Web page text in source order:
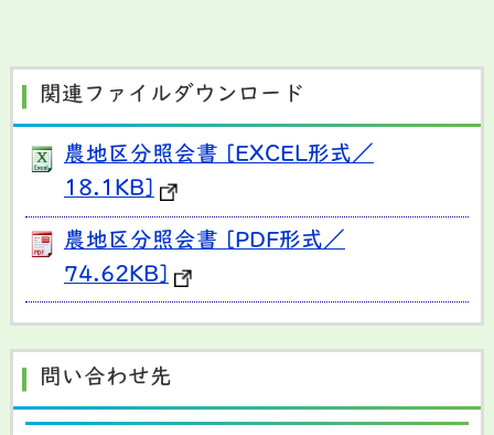
関連ファイルダウンロード
農地区分照会書 [EXCEL形式／
18.1KB]
農地区分照会書 [PDF形式／
74.62KB]
問い合わせ先